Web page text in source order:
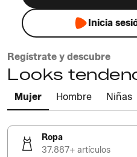
Inicia
Regístrate y descubre
Looks
Mujer Hombre Niñas
Ropa
37.887+ artículos